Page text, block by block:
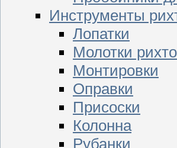
Инструменты
Лопатки
Молотки
Монтировки
Оправки
Присоски
Колонна
Рубанки